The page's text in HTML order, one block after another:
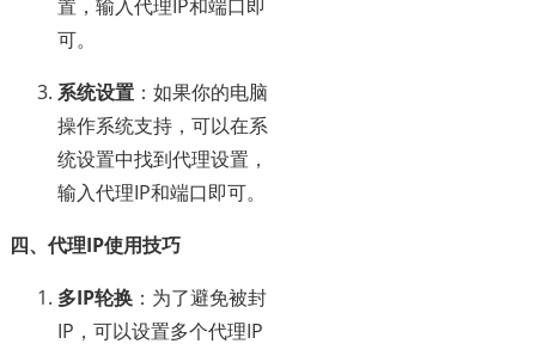
置，输入代理IP和端口即
可。
系统设置 ：如果你的电脑
操作系统支持，可以在系
统设置中找到代理设置，
输入代理IP和端口即可。
四、代理IP使用技巧
多IP轮换 ：为了避免被封
IP，可以设置多个代理IP